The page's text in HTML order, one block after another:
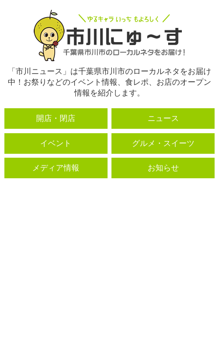
「市川ニュース」は千葉県市川市のローカルネタをお届け
中！お祭りなどのイベント情報、食レポ、お店のオープン
情報を紹介します。
開店・閉店 ニュース
イベント グルメ・スイーツ
メディア情報 お知らせ